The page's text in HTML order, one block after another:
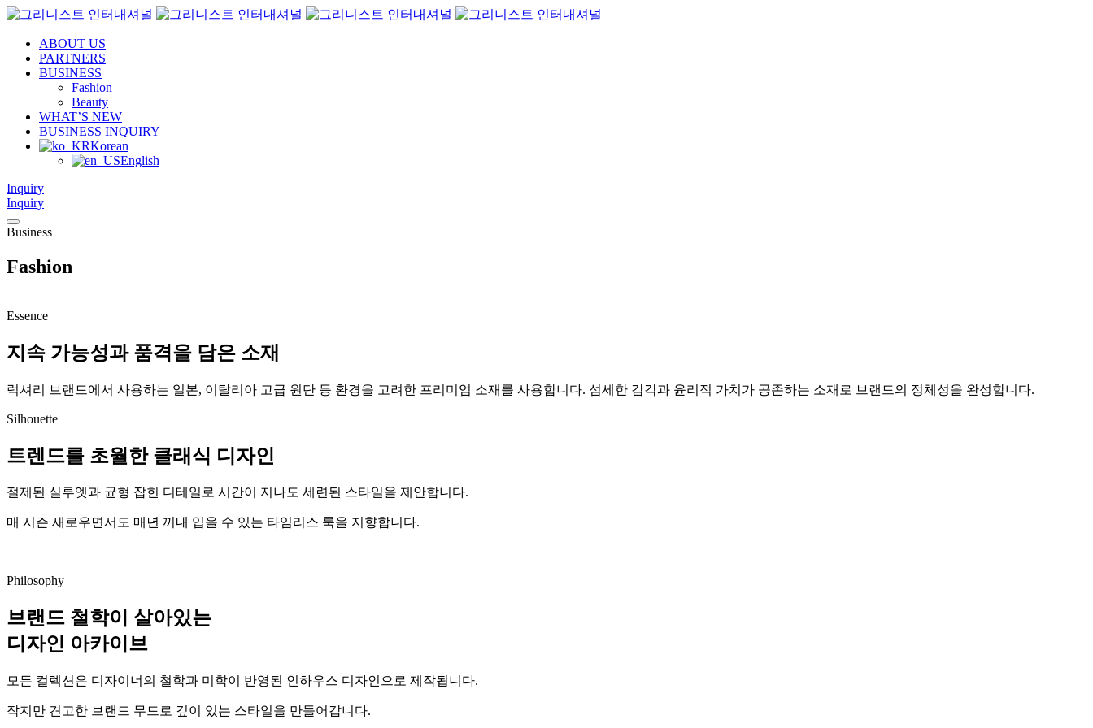
ABOUT US
PARTNERS
BUSINESS
Fashion
Beauty
WHAT’S NEW
BUSINESS INQUIRY
Korean
English
Inquiry
Inquiry
Business
Fashion
Essence
지속 가능성과 품격을 담은 소재
럭셔리 브랜드에서 사용하는 일본, 이탈리아 고급 원단 등 환경을 고려한 프리미엄 소재를 사용합니다. 섬세한 감각과 윤리적 가치가 공존하는 소재로 브랜드의 정체성을 완성합니다.
Silhouette
트렌드를 초월한 클래식 디자인
절제된 실루엣과 균형 잡힌 디테일로 시간이 지나도 세련된 스타일을 제안합니다.
매 시즌 새로우면서도 매년 꺼내 입을 수 있는 타임리스 룩을 지향합니다.
Philosophy
브랜드 철학이 살아있는
디자인 아카이브
모든 컬렉션은 디자이너의 철학과 미학이 반영된 인하우스 디자인으로 제작됩니다.
작지만 견고한 브랜드 무드로 깊이 있는 스타일을 만들어갑니다.